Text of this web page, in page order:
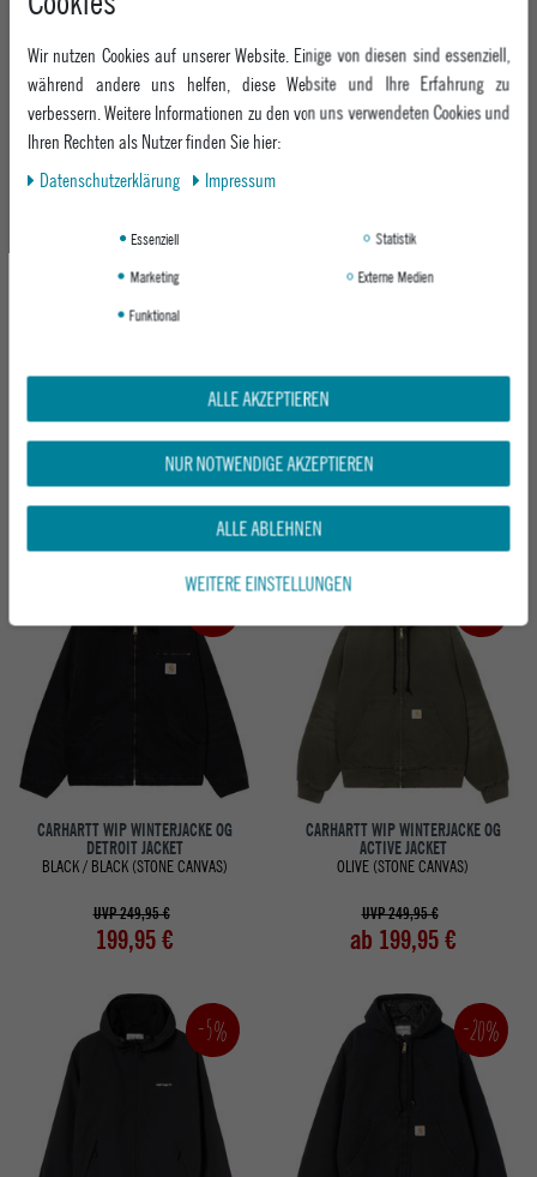
UVP 99,95 €
ab 93,95 €
UVP 199,95 €
ab 149,95 €
Neu
IRIEDAILY HERREN FLEECEJACKE
TRAPAS JACKET
DARK COFFEE
UVP 149,95 €
104,95 €
CARHARTT WIP WINTERJACKE OG
CHORE COAT
HAMILTON BROWN / TOBACCO (STONE
UVP 239,95 €
CARHARTT WIP WINTERJACKE OG
DETROIT JACKET
BLACK / BLACK (STONE CANVAS)
UVP 249,95 €
199,95 €
CARHARTT WIP WINTERJACKE OG
ACTIVE JACKET
OLIVE (STONE CANVAS)
UVP 249,95 €
ab 199,95 €
-5% -20%
Wir nutzen Cookies auf unserer Website. Einige von diesen sind essenziell,
während andere uns helfen, diese Website und Ihre Erfahrung zu
verbessern. Weitere Informationen zu den von uns verwendeten Cookies und
Ihren Rechten als Nutzer finden Sie hier:
Daten­schutz­erklärung
Impressum
Essenziell
Statistik
Marketing
Externe Medien
Funktional
ALLE AKZEPTIEREN
NUR NOTWENDIGE AKZEPTIEREN
ALLE ABLEHNEN
WEITERE EINSTELLUNGEN